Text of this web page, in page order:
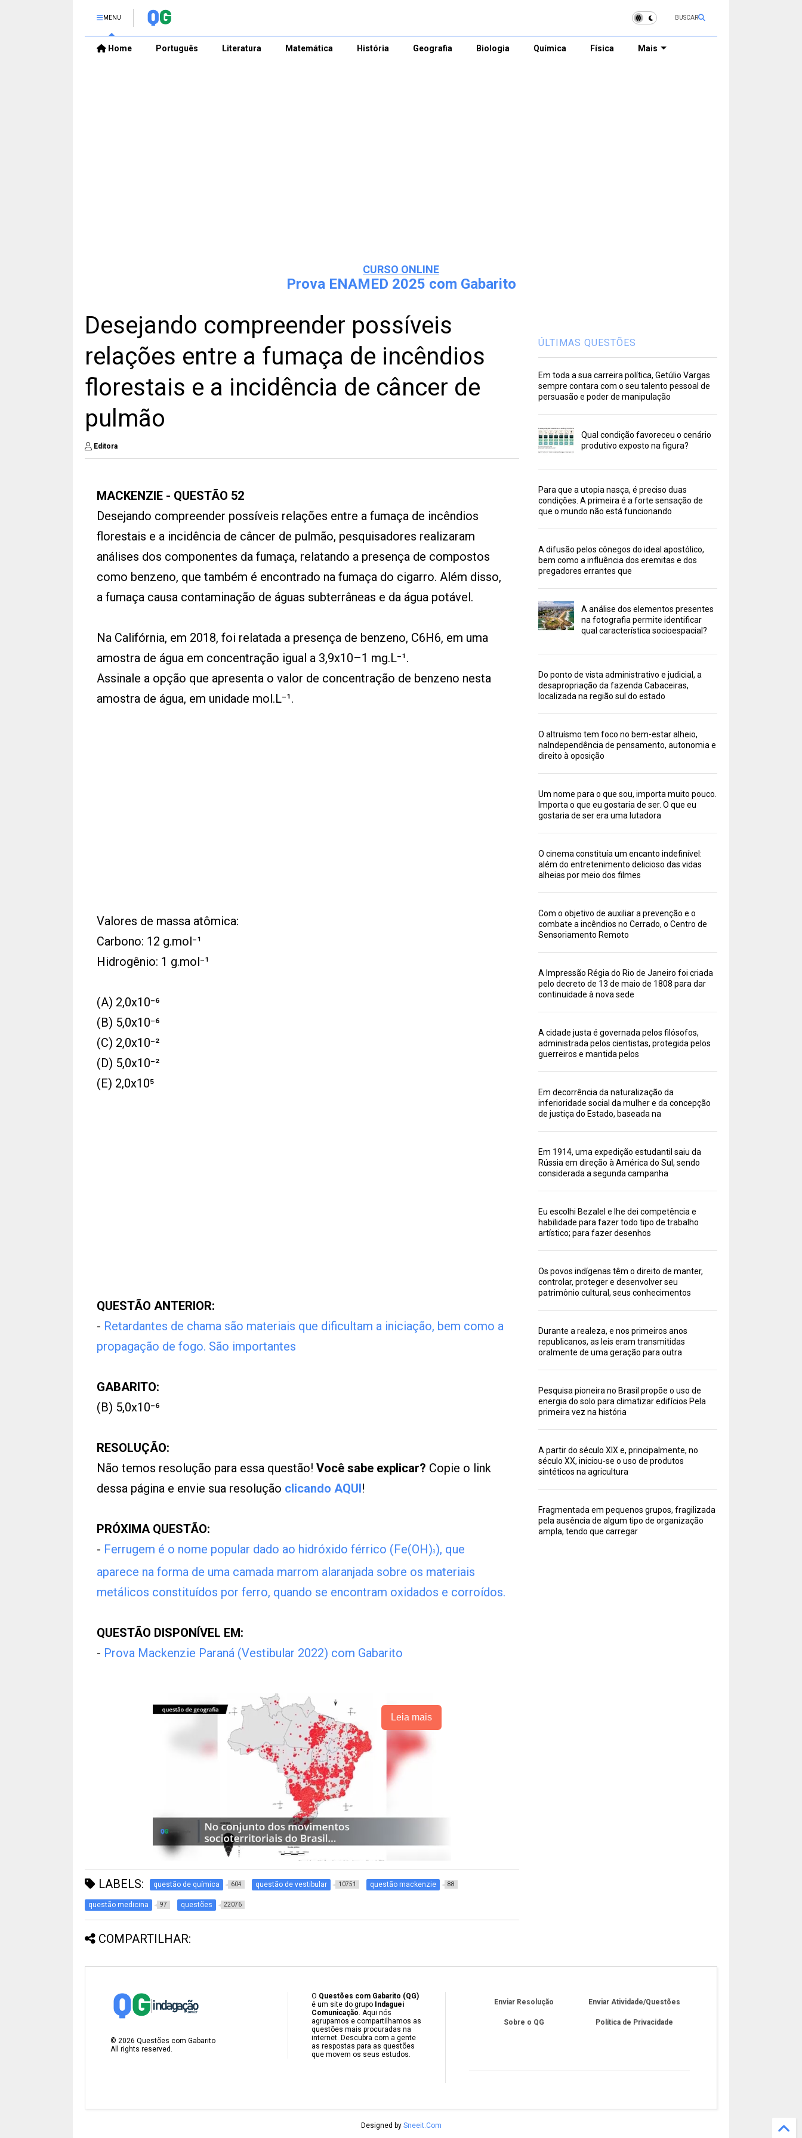
MENU BUSCAR
Home Português Literatura Matemática História Geografia Biologia Química Física Mais
CURSO ONLINE
Prova ENAMED 2025 com Gabarito
Desejando compreender possíveis
relações entre a fumaça de incêndios
florestais e a incidência de câncer de
pulmão
Editora
MACKENZIE - QUESTÃO 52
Desejando compreender possíveis relações entre a fumaça de incêndios
florestais e a incidência de câncer de pulmão, pesquisadores realizaram
análises dos componentes da fumaça, relatando a presença de compostos
como benzeno, que também é encontrado na fumaça do cigarro. Além disso,
a fumaça causa contaminação de águas subterrâneas e da água potável.
Na Califórnia, em 2018, foi relatada a presença de benzeno, C6H6, em uma
amostra de água em concentração igual a 3,9x10–1 mg.L⁻¹.
Assinale a opção que apresenta o valor de concentração de benzeno nesta
amostra de água, em unidade mol.L⁻¹.
Valores de massa atômica:
Carbono: 12 g.mol⁻¹
Hidrogênio: 1 g.mol⁻¹
(A) 2,0x10⁻⁶
(B) 5,0x10⁻⁶
(C) 2,0x10⁻²
(D) 5,0x10⁻²
(E) 2,0x10⁵
QUESTÃO ANTERIOR:
- Retardantes de chama são materiais que dificultam a iniciação, bem como a
propagação de fogo. São importantes
GABARITO:
(B) 5,0x10⁻⁶
RESOLUÇÃO:
Não temos resolução para essa questão! Você sabe explicar? Copie o link
dessa página e envie sua resolução clicando AQUI!
PRÓXIMA QUESTÃO:
- Ferrugem é o nome popular dado ao hidróxido férrico (Fe(OH)3), que
aparece na forma de uma camada marrom alaranjada sobre os materiais
metálicos constituídos por ferro, quando se encontram oxidados e corroídos.
QUESTÃO DISPONÍVEL EM:
- Prova Mackenzie Paraná (Vestibular 2022) com Gabarito
Leia mais
LABELS: questão de química 604 questão de vestibular 10751 questão mackenzie 88
questão medicina 97 questões 22076
COMPARTILHAR:
ÚLTIMAS QUESTÕES
Em toda a sua carreira política, Getúlio Vargas
sempre contara com o seu talento pessoal de
persuasão e poder de manipulação
Qual condição favoreceu o cenário
produtivo exposto na figura?
Para que a utopia nasça, é preciso duas
condições. A primeira é a forte sensação de
que o mundo não está funcionando
A difusão pelos cônegos do ideal apostólico,
bem como a influência dos eremitas e dos
pregadores errantes que
A análise dos elementos presentes
na fotografia permite identificar
qual característica socioespacial?
Do ponto de vista administrativo e judicial, a
desapropriação da fazenda Cabaceiras,
localizada na região sul do estado
O altruísmo tem foco no bem-estar alheio,
naIndependência de pensamento, autonomia e
direito à oposição
Um nome para o que sou, importa muito pouco.
Importa o que eu gostaria de ser. O que eu
gostaria de ser era uma lutadora
O cinema constituía um encanto indefinível:
além do entretenimento delicioso das vidas
alheias por meio dos filmes
Com o objetivo de auxiliar a prevenção e o
combate a incêndios no Cerrado, o Centro de
Sensoriamento Remoto
A Impressão Régia do Rio de Janeiro foi criada
pelo decreto de 13 de maio de 1808 para dar
continuidade à nova sede
A cidade justa é governada pelos filósofos,
administrada pelos cientistas, protegida pelos
guerreiros e mantida pelos
Em decorrência da naturalização da
inferioridade social da mulher e da concepção
de justiça do Estado, baseada na
Em 1914, uma expedição estudantil saiu da
Rússia em direção à América do Sul, sendo
considerada a segunda campanha
Eu escolhi Bezalel e lhe dei competência e
habilidade para fazer todo tipo de trabalho
artístico; para fazer desenhos
Os povos indígenas têm o direito de manter,
controlar, proteger e desenvolver seu
patrimônio cultural, seus conhecimentos
Durante a realeza, e nos primeiros anos
republicanos, as leis eram transmitidas
oralmente de uma geração para outra
Pesquisa pioneira no Brasil propõe o uso de
energia do solo para climatizar edifícios Pela
primeira vez na história
A partir do século XIX e, principalmente, no
século XX, iniciou-se o uso de produtos
sintéticos na agricultura
Fragmentada em pequenos grupos, fragilizada
pela ausência de algum tipo de organização
ampla, tendo que carregar
©2026 Questões com Gabarito
All rights reserved.
O Questões com Gabarito (QG)
é um site do grupo Indaguei
Comunicação. Aqui nós
agrupamos e compartilhamos as
questões mais procuradas na
internet. Descubra com a gente
as respostas para as questões
que movem os seus estudos.
Enviar Resolução Enviar Atividade/Questões
Sobre o QG Política de Privacidade
Designed by Sneeit.Com